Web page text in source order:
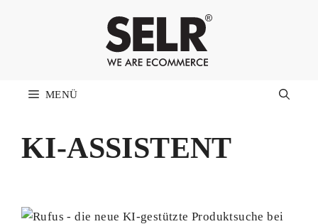
MENÜ
KI-ASSISTENT